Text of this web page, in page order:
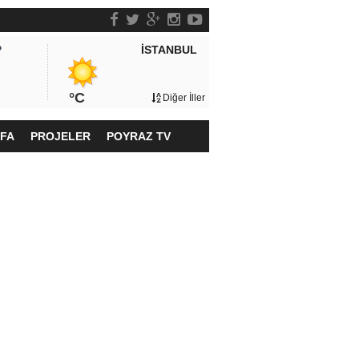
İSTANBUL
°C Diğer İller
PROJELER POYRAZ TV